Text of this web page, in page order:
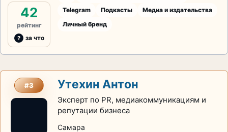
42
рейтинг
за что
Telegram
Подкасты
Медиа и издательства
Личный бренд
#3 Утехин Антон
Эксперт по PR, медиакоммуникациям и
репутации бизнеса
Самара